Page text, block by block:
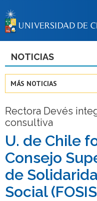
NOTICIAS
MÁS NOTICIAS
Rectora Devés
consultiva
U. de Chile
Consejo
de
Social